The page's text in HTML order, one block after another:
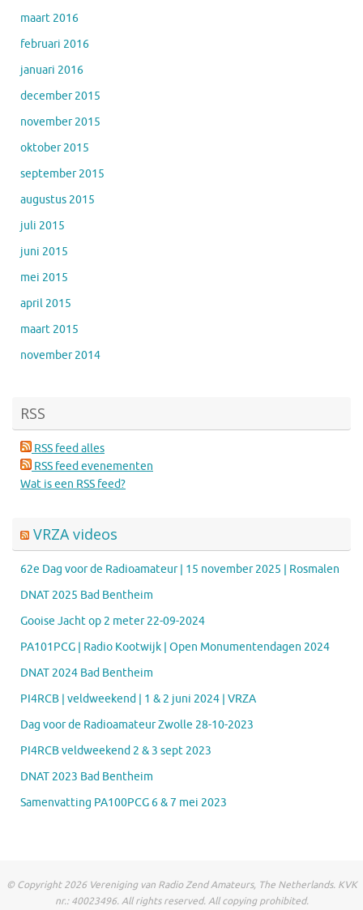
maart 2016
februari 2016
januari 2016
december 2015
november 2015
oktober 2015
september 2015
augustus 2015
juli 2015
juni 2015
mei 2015
april 2015
maart 2015
november 2014
RSS
RSS feed alles
RSS feed evenementen
Wat is een RSS feed?
VRZA videos
62e Dag voor de Radioamateur | 15 november 2025 | Rosmalen
DNAT 2025 Bad Bentheim
Gooise Jacht op 2 meter 22-09-2024
PA101PCG | Radio Kootwijk | Open Monumentendagen 2024
DNAT 2024 Bad Bentheim
PI4RCB | veldweekend | 1 & 2 juni 2024 | VRZA
Dag voor de Radioamateur Zwolle 28-10-2023
PI4RCB veldweekend 2 & 3 sept 2023
DNAT 2023 Bad Bentheim
Samenvatting PA100PCG 6 & 7 mei 2023
© Copyright 2026 Vereniging van Radio Zend Amateurs, The Netherlands. KVK
nr.: 40023496. All rights reserved. All copying prohibited.